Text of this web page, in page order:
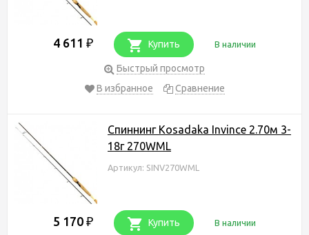
4 611 ₽ Купить В наличии
Быстрый просмотр
В избранное
Сравнение
Спиннинг Kosadaka Invince 2.70м 3-
18г 270WML
Артикул: SINV270WML
5 170 ₽ Купить В наличии